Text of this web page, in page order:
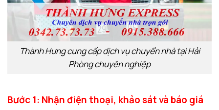
Thành Hưng cung cấp dịch vụ chuyển nhà tại Hải
Phòng chuyên nghiệp
Bước 1: Nhận điện thoại, khảo sát và báo giá